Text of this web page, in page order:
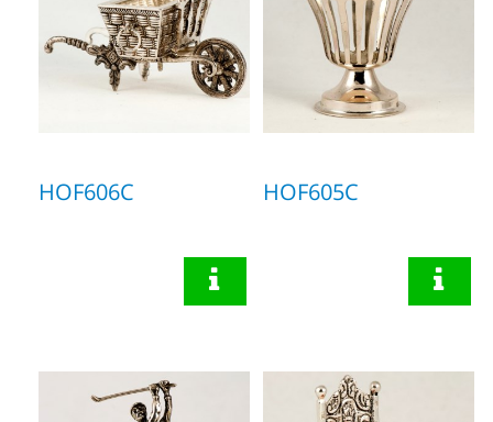
HOF606C HOF605C